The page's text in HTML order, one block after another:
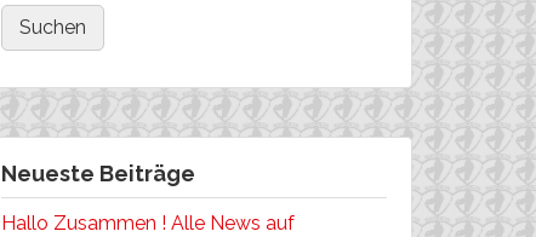
Neueste Beiträge
Hallo Zusammen ! Alle News auf